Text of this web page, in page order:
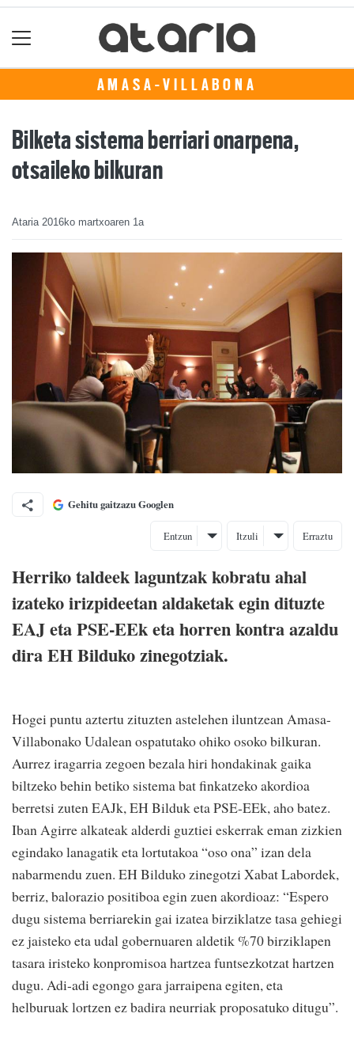
AMASA-VILLABONA
Bilketa sistema berriari onarpena,
otsaileko bilkuran
Ataria 2016ko martxoaren 1a
Gehitu gaitzazu Googlen
Entzun Itzuli Erraztu
Herriko taldeek laguntzak kobratu ahal
izateko irizpideetan aldaketak egin dituzte
EAJ eta PSE-EEk eta horren kontra azaldu
dira EH Bilduko zinegotziak.
Hogei puntu aztertu zituzten astelehen iluntzean Amasa-
Villabonako Udalean ospatutako ohiko osoko bilkuran.
Aurrez iragarria zegoen bezala hiri hondakinak gaika
biltzeko behin betiko sistema bat finkatzeko akordioa
berretsi zuten EAJk, EH Bilduk eta PSE-EEk, aho batez.
Iban Agirre alkateak alderdi guztiei eskerrak eman zizkien
egindako lanagatik eta lortutakoa “oso ona” izan dela
nabarmendu zuen. EH Bilduko zinegotzi Xabat Labordek,
berriz, balorazio positiboa egin zuen akordioaz: “Espero
dugu sistema berriarekin gai izatea birziklatze tasa gehiegi
ez jaisteko eta udal gobernuaren aldetik %70 birziklapen
tasara iristeko konpromisoa hartzea funtsezkotzat hartzen
dugu. Adi-adi egongo gara jarraipena egiten, eta
helburuak lortzen ez badira neurriak proposatuko ditugu”.